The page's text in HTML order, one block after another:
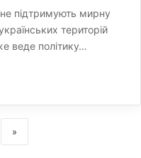
не підтримують мирну
територій
веде політику…
»